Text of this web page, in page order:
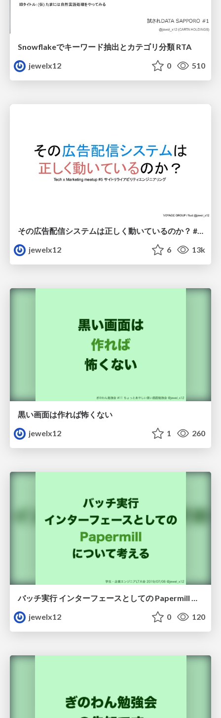
Snowflakeでキーワード抽出とカテゴリ分類 RTA
jewelx12
0 510
jewelx12
6 13k
黒い画面は作れば怖くない
jewelx12
1 260
バッチ実行 インターフェースとしての Papermill について考える
jewelx12
0 120